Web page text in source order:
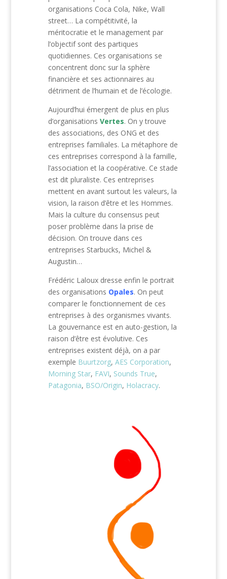
organisations Coca Cola, Nike, Wall
street… La compétitivité, la
méritocratie et le management par
l’objectif sont des partiques
quotidiennes. Ces organisations se
concentrent donc sur la sphère
financière et ses actionnaires au
détriment de l’humain et de l’écologie.
Aujourd’hui émergent de plus en plus
d’organisations Vertes. On y trouve
des associations, des ONG et des
entreprises familiales. La métaphore de
ces entreprises correspond à la famille,
l’association et la coopérative. Ce stade
est dit pluraliste. Ces entreprises
mettent en avant surtout les valeurs, la
vision, la raison d’être et les Hommes.
Mais la culture du consensus peut
poser problème dans la prise de
décision. On trouve dans ces
entreprises Starbucks, Michel &
Augustin…
Frédéric Laloux dresse enfin le portrait
des organisations Opales. On peut
comparer le fonctionnement de ces
entreprises à des organismes vivants.
La gouvernance est en auto-gestion, la
raison d’être est évolutive. Ces
entreprises existent déjà, on a par
exemple Buurtzorg, AES Corporation,
Morning Star, FAVI, Sounds True,
Patagonia, BSO/Origin, Holacracy.